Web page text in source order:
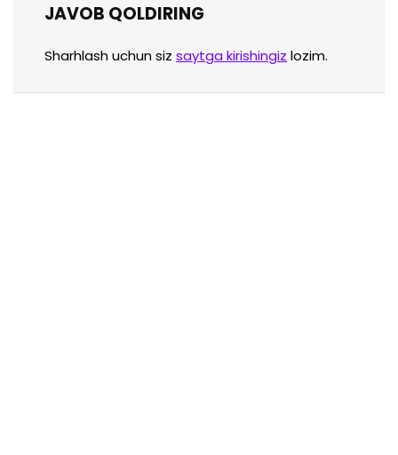
JAVOB QOLDIRING
Sharhlash uchun siz saytga kirishingiz lozim.